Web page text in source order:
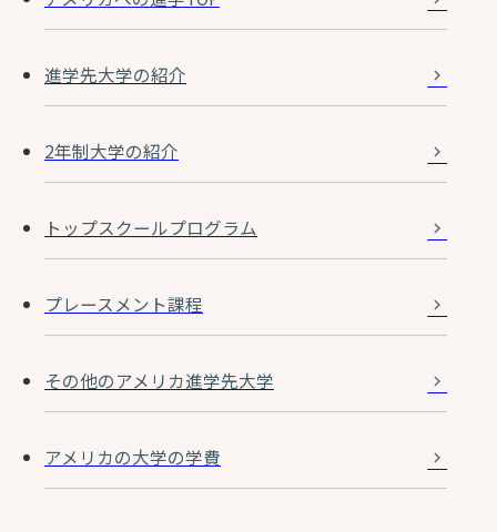
進学先大学の紹介
2年制大学の紹介
トップスクールプログラム
プレースメント課程
その他のアメリカ進学先大学
アメリカの大学の学費